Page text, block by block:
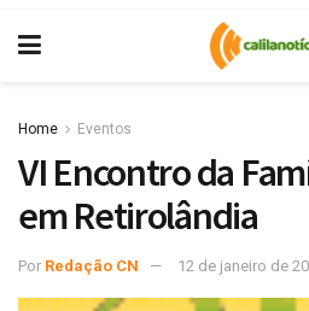
Home Eventos
VI Encontro da
em Retirolândia
Por Redação CN 12 de janeiro de